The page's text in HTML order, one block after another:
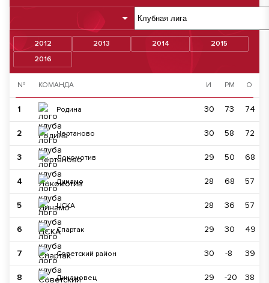
2012 2013 2014
2015
2016
№ КОМАНДА И РМ О
1 Родина 30 73 74
2 Чертаново 30 58 72
3 Локомотив 29 50 68
4 Динамо 28 68 57
5 ЦСКА 28 36 57
6 Спартак 29 30 49
7 Советский район 30 -8 39
8 Динамовец 29 -20 38